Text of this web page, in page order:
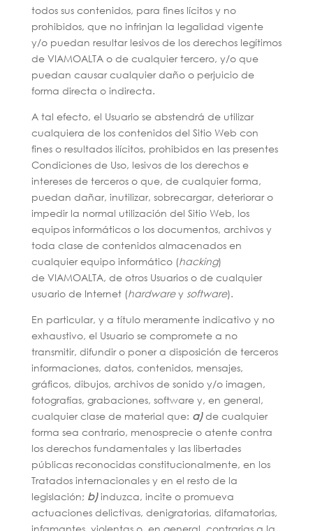
todos sus contenidos, para fines lícitos y no
prohibidos, que no infrinjan la legalidad vigente
y/o puedan resultar lesivos de los derechos legítimos
de VIAMOALTA o de cualquier tercero, y/o que
puedan causar cualquier daño o perjuicio de
forma directa o indirecta.
A tal efecto, el Usuario se abstendrá de utilizar
cualquiera de los contenidos del Sitio Web con
fines o resultados ilícitos, prohibidos en las presentes
Condiciones de Uso, lesivos de los derechos e
intereses de terceros o que, de cualquier forma,
puedan dañar, inutilizar, sobrecargar, deteriorar o
impedir la normal utilización del Sitio Web, los
equipos informáticos o los documentos, archivos y
toda clase de contenidos almacenados en
cualquier equipo informático (hacking)
de VIAMOALTA, de otros Usuarios o de cualquier
usuario de Internet (hardwarey software).
En particular, y a título meramente indicativo y no
exhaustivo, el Usuario se compromete a no
transmitir, difundir o poner a disposición de terceros
informaciones, datos, contenidos, mensajes,
gráficos, dibujos, archivos de sonido y/o imagen,
fotografías, grabaciones, software y, en general,
cualquier clase de material que: a)de cualquier
forma sea contrario, menosprecie o atente contra
los derechos fundamentales y las libertades
públicas reconocidas constitucionalmente, en los
Tratados internacionales y en el resto de la
legislación; b)induzca, incite o promueva
actuaciones delictivas, denigratorias, difamatorias,